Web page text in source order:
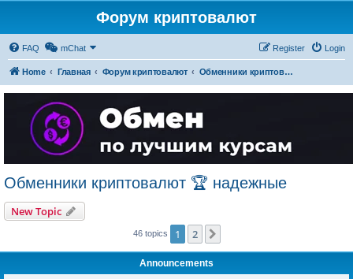
Форум криптовалют
FAQ mChat Login
Register
Home Главная Форум криптовалют Обменники криптовалют 🏆 надежные
Обменники криптовалют 🏆 надежные
New Topic
46 topics 1 2
Announcements